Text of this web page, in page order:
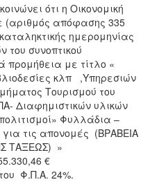
ότι η Οικονομική
(αριθμός απόφασης 335
ημερομηνίας
συνοπτικού
με τίτλο «
κλπ ,Υπηρεσιών
Τουρισμού του
Διαφημιστικών υλικών
Φυλλάδια –
τις απονομές (ΒΡΑΒΕΙΑ
ΤΑΞΕΩΣ) »
€
Φ.Π.Α. 24%.